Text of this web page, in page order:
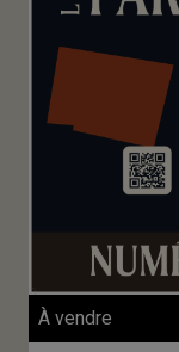
À vendre